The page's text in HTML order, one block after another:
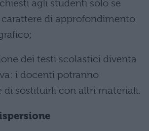
agli studenti solo se
carattere di approfondimento
dei testi scolastici diventa
i docenti potranno
di sostituirli con altri materiali.